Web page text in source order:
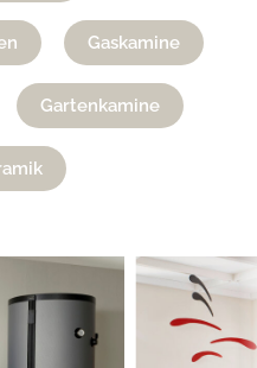
Gaskamine
Gartenkamine